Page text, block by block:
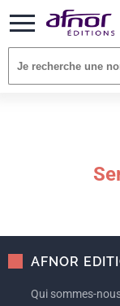
AFNOR
Qui sommes-